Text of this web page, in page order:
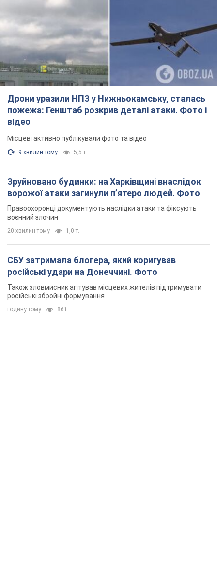
Дрони уразили НПЗ у Нижньокамську, сталась
пожежа: Генштаб розкрив деталі атаки. Фото і
відео
Місцеві активно публікували фото та відео
9 хвилин тому 5,5 т.
Зруйновано будинки: на Харківщині внаслідок
ворожої атаки загинули п’ятеро людей. Фото
Правоохоронці документують наслідки атаки та фіксують
воєнний злочин
20 хвилин тому 1,0 т.
СБУ затримала блогера, який коригував
російські удари на Донеччині. Фото
Також зловмисник агітував місцевих жителів підтримувати
російські збройні формування
годину тому 861